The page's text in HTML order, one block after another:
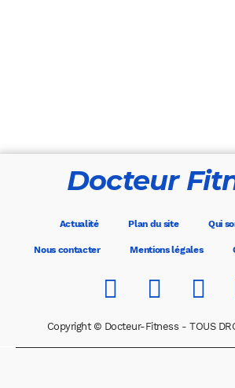
Docteur
Actualité Plan du site Qui
Nous contacter Mentions légales
Copyright © Docteur-Fitness - TOUS